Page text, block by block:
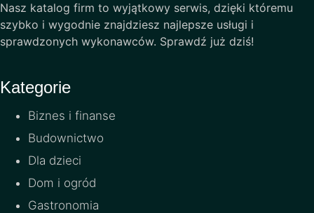
Nasz katalog firm to wyjątkowy serwis, dzięki któremu
szybko i wygodnie znajdziesz najlepsze usługi i
sprawdzonych wykonawców. Sprawdź już dziś!
Kategorie
Biznes i finanse
Budownictwo
Dla dzieci
Dom i ogród
Gastronomia